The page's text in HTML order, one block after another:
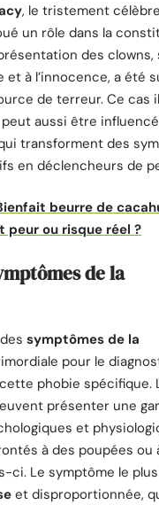
, le tristement
un rôle dans la
des clowns,
et à l’innocence, a été
de terreur. Ce cas
aussi être
transforment des
en déclencheurs de
beurre de
peur ou risque réel ?
de la
symptômes de la
pour le
phobie spécifique.
présenter une
et
à des poupées ou
ci. Le symptôme le
et disproportionnée,